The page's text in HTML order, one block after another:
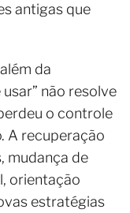
antigas que
da
não resolve
o controle
A recuperação
mudança de
orientação
estratégias